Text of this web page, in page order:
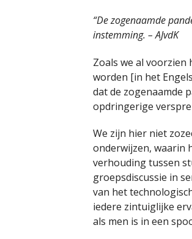
“De zogenaamde
instemming. – AJvdK
Zoals we al
worden [in het
dat de zogenaamde
opdringerige
We zijn hier niet
onderwijzen, waarin
verhouding tussen
groepsdiscussie in
van het
iedere zintuiglijke
als men is in een